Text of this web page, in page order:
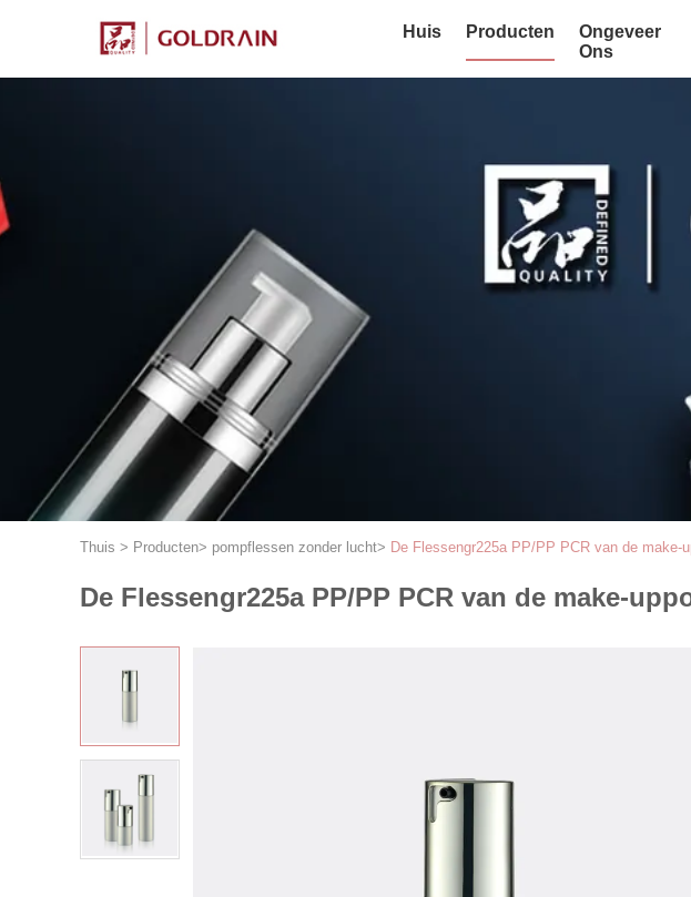
Huis Producten
Ongeveer
Ons
Thuis > Producten> pompflessen zonder lucht> De Flessengr225a PP/PP PCR van de make-
De Flessengr225a PP/PP PCR van de make-